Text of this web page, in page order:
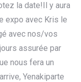
la date!Il y aura
expo avec Kris le
avec nos/vos
assurée par
nous fera un
Yenakiparte